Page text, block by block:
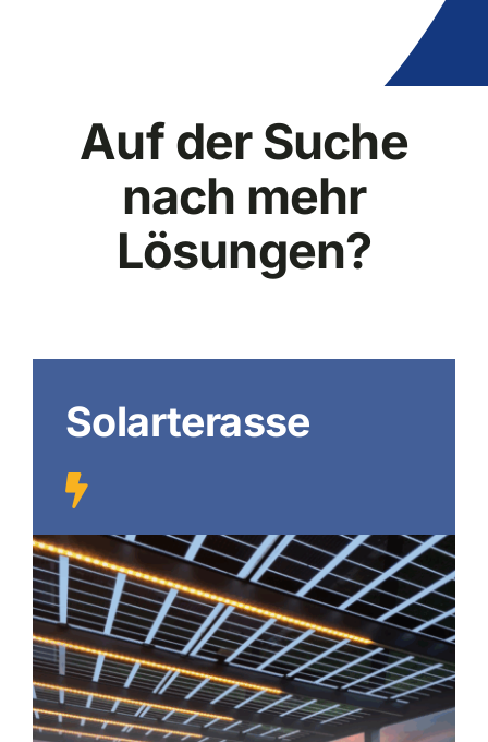
Auf der Suche
nach mehr
Lösungen?
Solarterasse